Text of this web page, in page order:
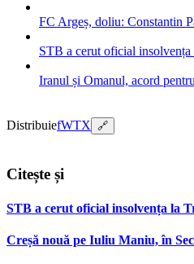
FC Argeș, doliu: Constantin
STB a cerut oficial insolvența
Iranul și Omanul, acord
DistribuiefWTX 🔗
Citește și
STB a cerut oficial insolvența la
Creșă nouă pe Iuliu Maniu, în